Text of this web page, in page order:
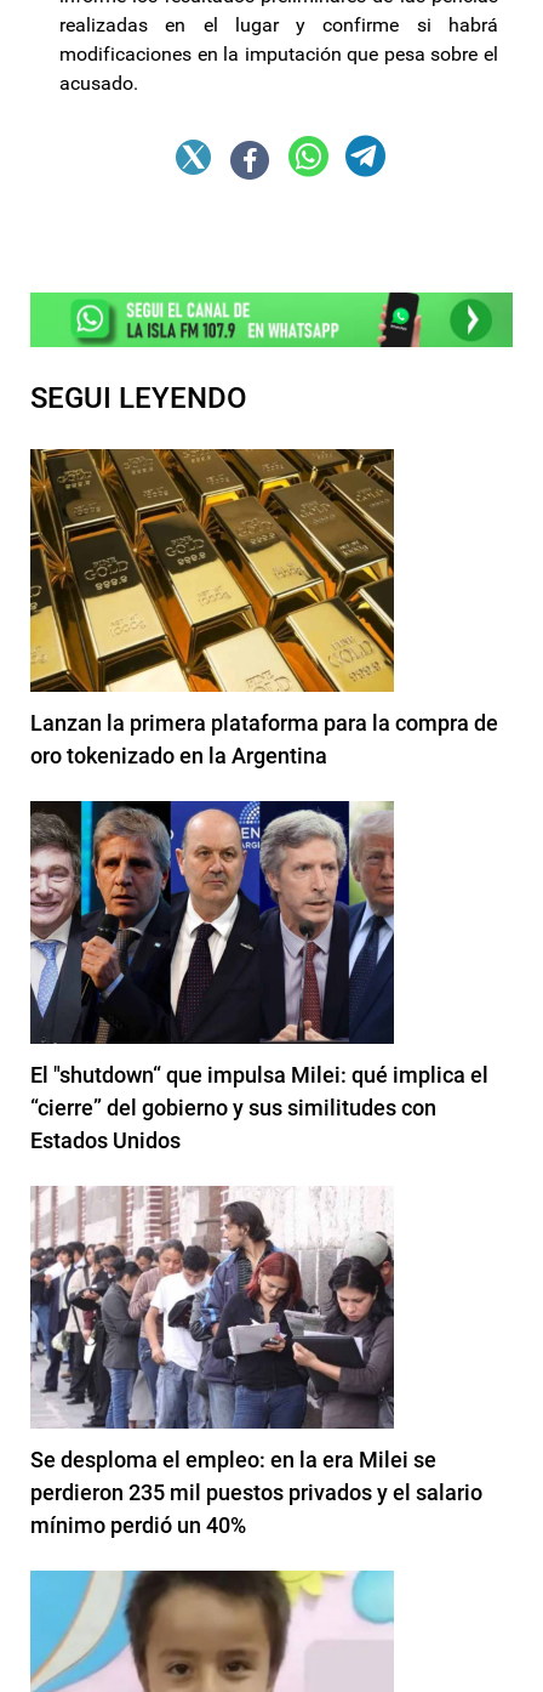
realizadas en el lugar y confirme si habrá
modificaciones en la imputación que pesa sobre el
acusado.
SEGUI LEYENDO
Lanzan la primera plataforma para la compra de
oro tokenizado en la Argentina
El "shutdown“ que impulsa Milei: qué implica el
“cierre” del gobierno y sus similitudes con
Estados Unidos
Se desploma el empleo: en la era Milei se
perdieron 235 mil puestos privados y el salario
mínimo perdió un 40%